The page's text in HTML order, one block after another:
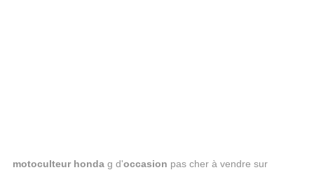
motoculteur hondag d'occasion pas cher à vendre sur